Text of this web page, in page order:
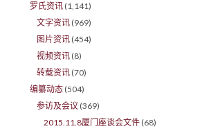
罗氏资讯 (1,141)
文字资讯 (969)
图片资讯 (454)
视频资讯 (8)
转载资讯 (70)
编纂动态 (504)
参访及会议 (369)
2015.11.8厦门座谈会文件 (68)